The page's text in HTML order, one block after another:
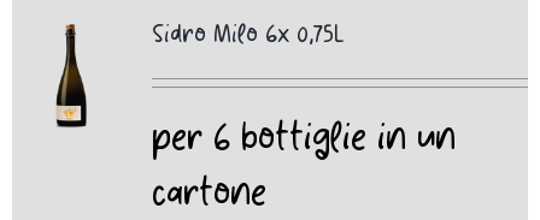
Sidro Milo 6x 0,75L
per 6 bottiglie in un
cartone